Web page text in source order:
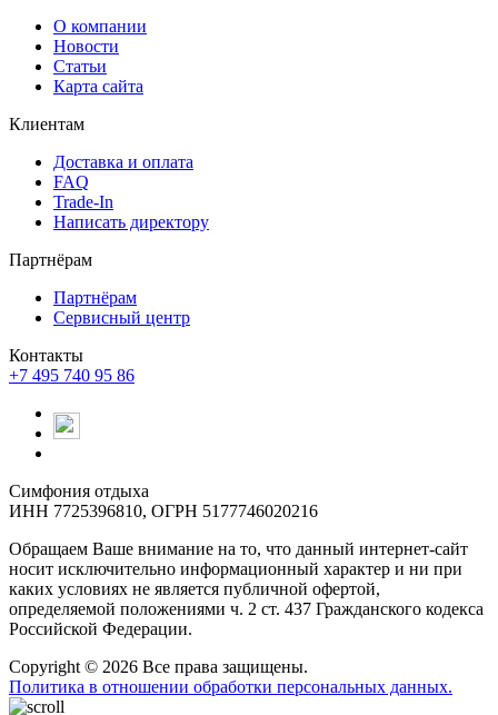
О компании
Новости
Статьи
Карта сайта
Клиентам
Доставка и оплата
FAQ
Trade-In
Написать директору
Партнёрам
Партнёрам
Сервисный центр
Контакты
+7 495 740 95 86
Симфония отдыха
ИНН 7725396810, ОГРН 5177746020216
Обращаем Ваше внимание на то, что данный интернет-сайт
носит исключительно информационный характер и ни при
каких условиях не является публичной офертой,
определяемой положениями ч. 2 ст. 437 Гражданского кодекса
Российской Федерации.
Copyright © 2026 Все права защищены.
Политика в отношении обработки персональных данных.